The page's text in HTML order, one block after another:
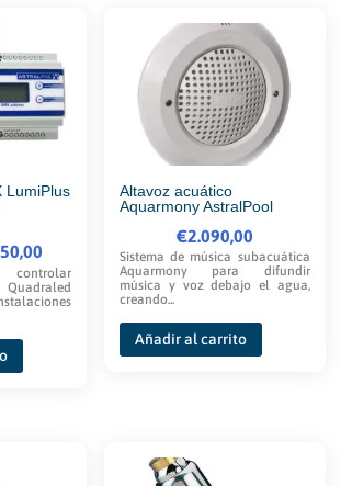
se
pueden
elegir
la
producto
de
LumiPlus
controlar
Altavoz acuático
Aquarmony AstralPool
€2.090,00
Sistema de música subacuática
Aquarmony para difundir
música y voz debajo el agua,
creando...
Añadir al carrito